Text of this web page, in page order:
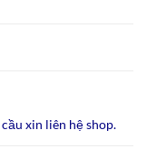
xin liên hệ shop.